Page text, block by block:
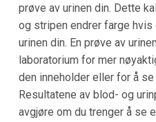
prøve av urinen din. Dette
og stripen endrer farge
urinen din. En prøve av
laboratorium for mer
den inneholder eller for å
Resultatene av blod- og
avgjøre om du trenger å se